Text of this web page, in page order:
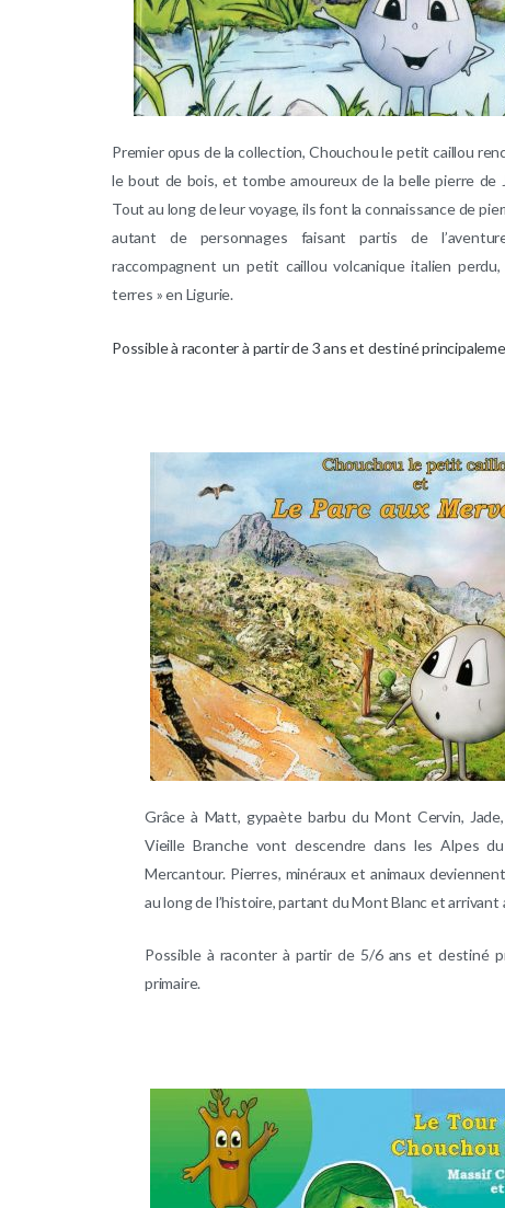
Premier opus de la collection, Chouchou le petit caillou
le bout de bois, et tombe amoureux de la belle pierre de
Tout au long de leur voyage, ils font la connaissance de
autant de personnages faisant partis de
raccompagnent un petit caillou volcanique italien perdu,
terres » en Ligurie.
Possible à raconter à partir de 3 ans et destiné
Grâce à Matt, gypaète barbu du Mont Cervin,
Vieille Branche vont descendre dans les Alpes
Mercantour. Pierres, minéraux et animaux
au long de l’histoire, partant du Mont Blanc et
Possible à raconter à partir de 5/6 ans et destiné
primaire.